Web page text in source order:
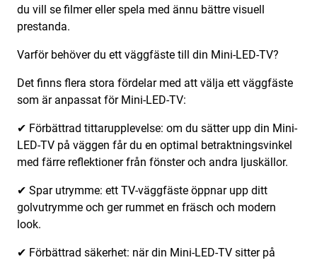
du vill se filmer eller spela med ännu bättre visuell
prestanda.
Varför behöver du ett väggfäste till din Mini-LED-TV?
Det finns flera stora fördelar med att välja ett väggfäste
som är anpassat för Mini-LED-TV:
✔ Förbättrad tittarupplevelse: om du sätter upp din Mini-
LED-TV på väggen får du en optimal betraktningsvinkel
med färre reflektioner från fönster och andra ljuskällor.
✔ Spar utrymme: ett TV-väggfäste öppnar upp ditt
golvutrymme och ger rummet en fräsch och modern
look.
✔ Förbättrad säkerhet: när din Mini-LED-TV sitter på